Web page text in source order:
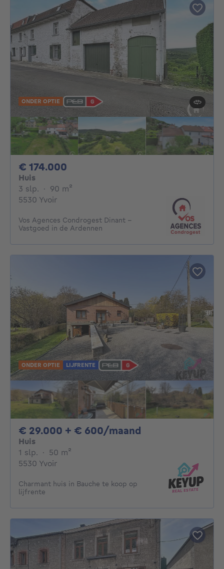
ONDER OPTIE
€ 174.000
Huis
3 slp. 3 slaapkamers
· 90 m²
5530 Yvoir
Vos Agences Condrogest Dinant -
Vastgoed in de Ardennen
ONDER OPTIE LIJFRENTE
€ 29.000 + € 600/maand
Huis
1 slp. 1 slaapkamer
· 50 m²
5530 Yvoir
Charmant huis in Bauche te koop op
lijfrente